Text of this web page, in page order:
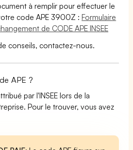
à remplir pour effectuer le
code APE 3900Z :Formulaire
de CODE APE INSEE
conseils, contactez-nous.
APE ?
par l'INSEE lors de la
Pour le trouver, vous avez